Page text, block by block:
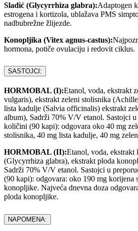
Sladić (Glycyrrhiza glabra):Adaptogen
estrogena i kortizola, ublažava PMS
nadbubrežne žlijezde.
Konopljika (Vitex agnus-castus):
hormona, potiče ovulaciju i redovit ciklus.
SASTOJCI:
HORMOBAL (I):Etanol, voda, ekstrakt
vulgaris), ekstrakt zeleni stolisnika
lista kadulje (Salvia officinalis) ekstrakt
album), Sadrži 70% V/V etanol. Sastojci
količini (90 kapi): odgovara oko 40 mg
stolisnika, 40 mg lista kadulje, 40 mg
HORMOBAL (II):Etanol, voda, ekstrakt
(Glycyrrhiza glabra), ekstrakt ploda
Sadrži 70% V/V etanol. Sastojci u
(90 kapi): odgovara: oko 190 mg korijena
konopljike. Najveća dnevna doza
ploda konopljike.
NAPOMENA: